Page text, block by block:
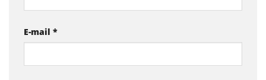
E-mail *